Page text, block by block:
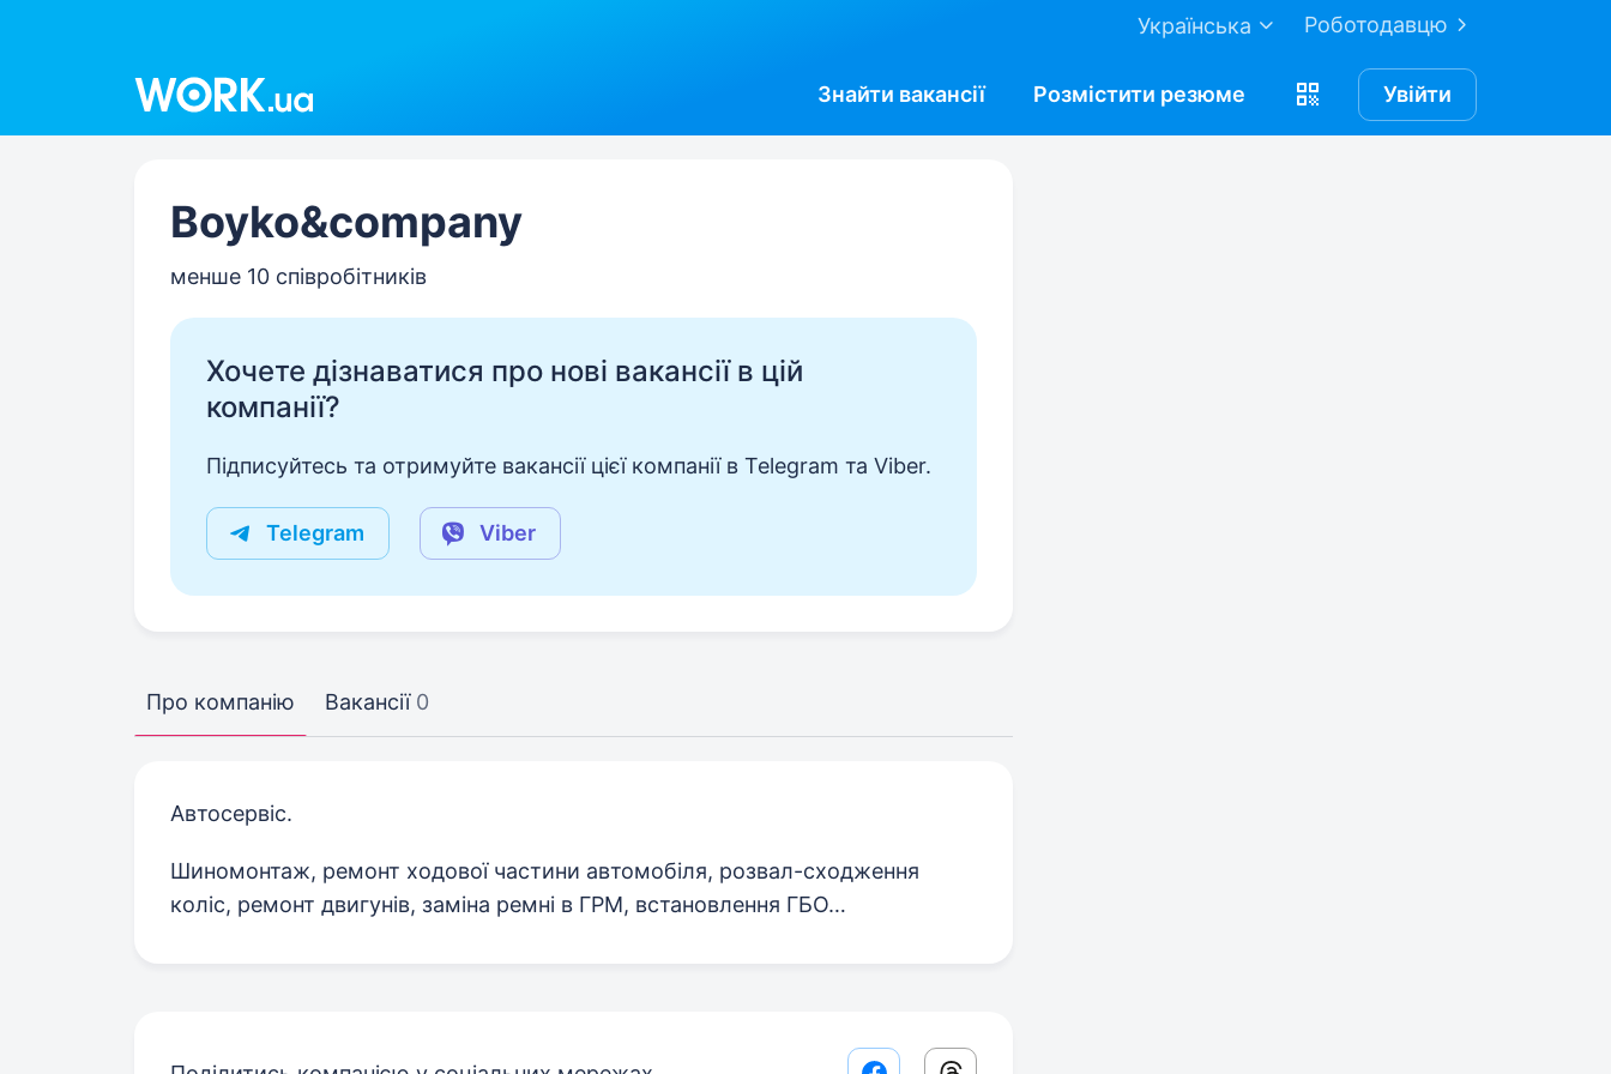
Роботодавцю
Українська
Знайти вакансії Розмістити резюме Увійти
Boyko&company
менше 10 співробітників
Хочете дізнаватися про нові вакансії в цій
компанії?
Підписуйтесь та отримуйте вакансії цієї компанії в Telegram та Viber.
Telegram Viber
Про компанію Вакансії 0
Автосервіс.
Шиномонтаж, ремонт ходової частини автомобіля, розвал-сходження
коліс, ремонт двигунів, заміна ремні в ГРМ, встановлення ГБО…